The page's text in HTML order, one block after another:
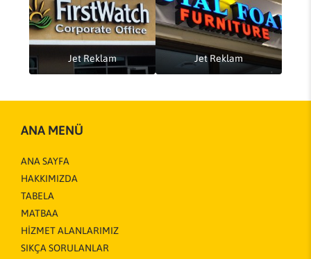
Jet Reklam Jet Reklam
ANA MENÜ
ANA SAYFA
HAKKIMIZDA
TABELA
MATBAA
HİZMET ALANLARIMIZ
SIKÇA SORULANLAR